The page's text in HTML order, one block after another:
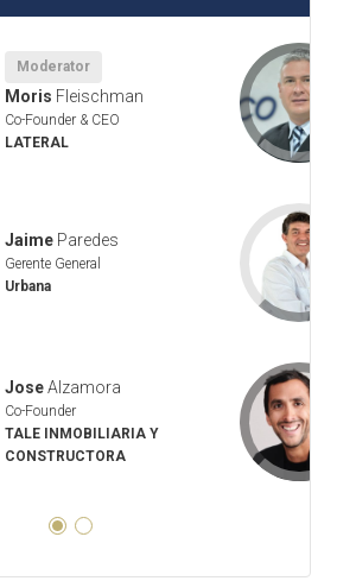
Moderator
Moris Fleischman
Co-Founder & CEO
LATERAL
JaimeParedes
Gerente General
Urbana
JoseAlzamora
Co-Founder
TALE INMOBILIARIA Y
CONSTRUCTORA